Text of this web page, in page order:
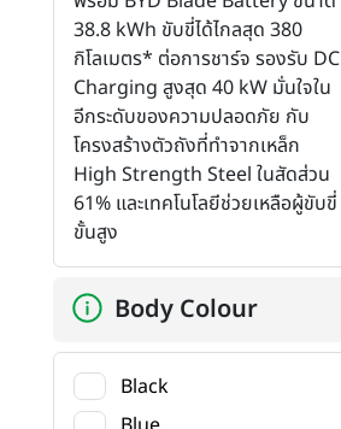
38.8 kWh ขับขี่ได้ไกลสุด 380
กิโลเมตร* ต่อการชาร์จ รองรับ DC
Charging สูงสุด 40 kW มั่นใจใน
อีกระดับของความปลอดภัย กับ
โครงสร้างตัวถังที่ทำจากเหล็ก
High Strength Steel ในสัดส่วน
61% และเทคโนโลยีช่วยเหลือผู้ขับขี่
ขั้นสูง
Body Colour
Black